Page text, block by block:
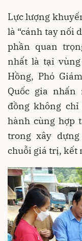
Lực lượng
là “cánh tay nối
phần quan
nhất là tại vùng
Hồng, Phó
Quốc gia nhấn
đồng không
hành cùng hợp
trong xây
chuỗi giá trị, kết